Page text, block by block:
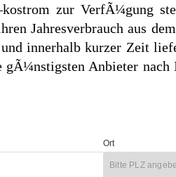
zur VerfÃ¼gung
Jahresverbrauch aus
innerhalb kurzer Zeit
gÃ¼nstigsten Anbieter